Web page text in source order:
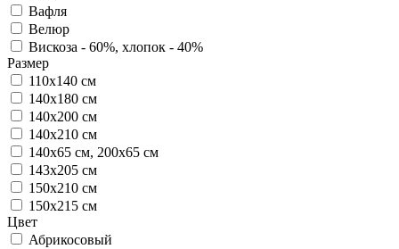
Вафля
Велюр
Вискоза - 60%, хлопок - 40%
Размер
110х140 см
140х180 см
140х200 см
140х210 см
140х65 см, 200х65 см
143х205 см
150х210 см
150х215 см
Цвет
Абрикосовый